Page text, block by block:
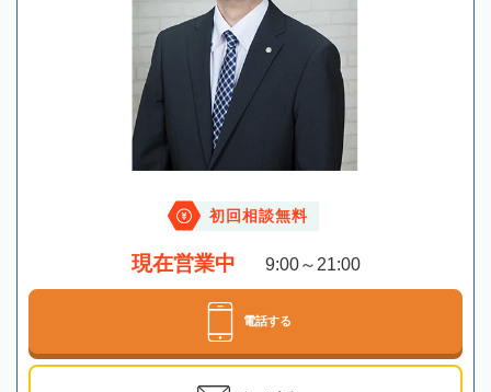
初回相談無料
現在営業中 9:00～21:00
電話する